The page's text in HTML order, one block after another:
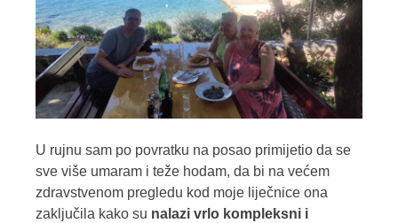
U rujnu sam po povratku na posao primijetio da se
sve više umaram i teže hodam, da bi na većem
zdravstvenom pregledu kod moje liječnice ona
zaključila kako su nalazi vrlo kompleksni i